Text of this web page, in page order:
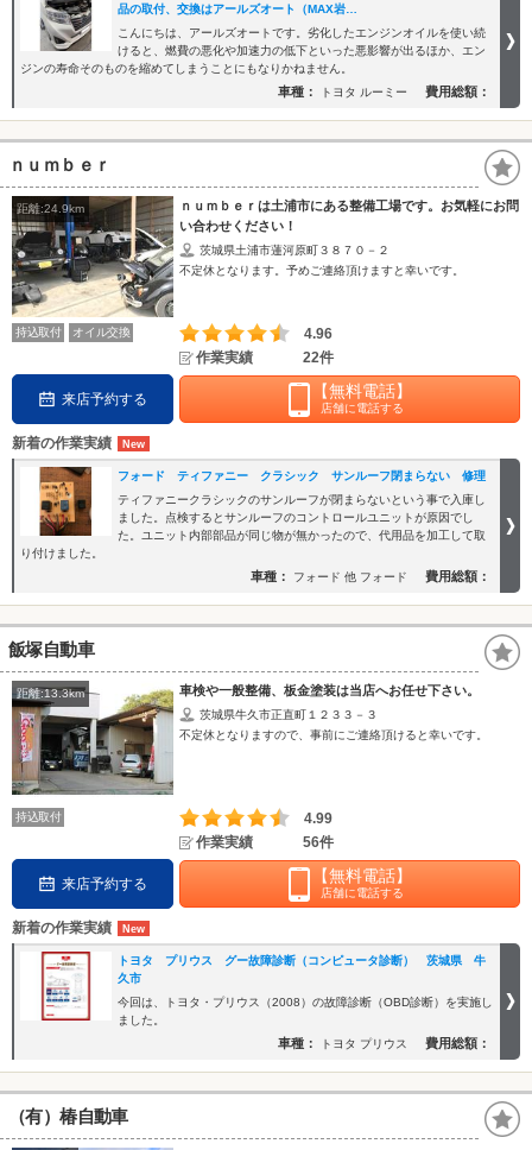
品の取付、交換はアールズオート（MAX岩…
こんにちは、アールズオートです。劣化したエンジンオイルを使い続
けると、燃費の悪化や加速力の低下といった悪影響が出るほか、エン
ジンの寿命そのものを縮めてしまうことにもなりかねません。
車種： トヨタ ルーミー 費用総額：
ｎｕｍｂｅｒ
距離:24.9km
ｎｕｍｂｅｒは土浦市にある整備工場です。お気軽にお問
い合わせください！
茨城県土浦市蓮河原町３８７０－２
不定休となります。予めご連絡頂けますと幸いです。
持込取付 オイル交換
4.96
作業実績
22件
来店予約する 【無料電話】
店舗に電話する
新着の作業実績
フォード ティファニー クラシック サンルーフ閉まらない 修理
ティファニークラシックのサンルーフが閉まらないという事で入庫し
ました。点検するとサンルーフのコントロールユニットが原因でし
た。ユニット内部部品が同じ物が無かったので、代用品を加工して取
り付けました。
車種： フォード 他 フォード 費用総額：
飯塚自動車
距離:13.3km 車検や一般整備、板金塗装は当店へお任せ下さい。
茨城県牛久市正直町１２３３－３
不定休となりますので、事前にご連絡頂けると幸いです。
持込取付
4.99
作業実績
56件
来店予約する 【無料電話】
店舗に電話する
新着の作業実績
トヨタ プリウス グー故障診断（コンピュータ診断） 茨城県 牛
久市
今回は、トヨタ・プリウス（2008）の故障診断（OBD診断）を実施し
ました。
車種： トヨタ プリウス 費用総額：
（有）椿自動車